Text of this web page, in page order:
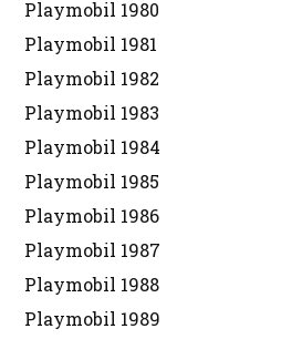
Playmobil 1980
Playmobil 1981
Playmobil 1982
Playmobil 1983
Playmobil 1984
Playmobil 1985
Playmobil 1986
Playmobil 1987
Playmobil 1988
Playmobil 1989